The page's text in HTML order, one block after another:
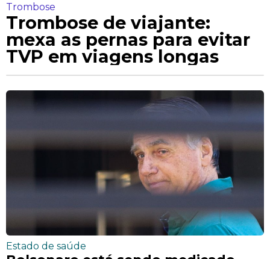
Trombose
Trombose de viajante:
mexa as pernas para evitar
TVP em viagens longas
Estado de saúde